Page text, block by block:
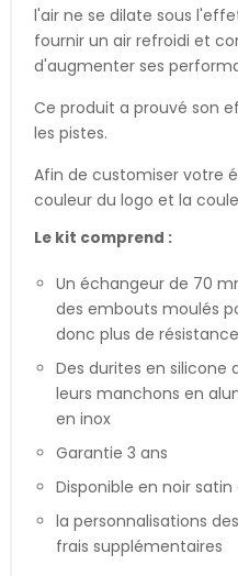
l'air ne se dilate sous
fournir un air refroidi et
d'augmenter ses
Ce produit a prouvé son
les pistes.
Afin de customiser votre
couleur du logo et la
Le kit comprend :
Un échangeur de 70
des embouts moulés
donc plus de résistance
Des durites en silicone
leurs manchons en
en inox
Garantie 3 ans
Disponible en noir
la personnalisations
frais supplémentaires